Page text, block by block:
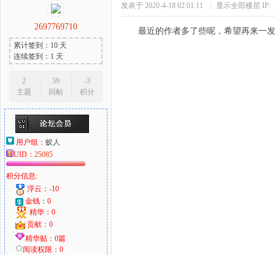
2697769710
累计签到：10 天
连续签到：1 天
2
主题
59
回帖
-3
积分
用户组： 蚁人
UID： 25085
积分信息:
浮云：-10
金钱：0
精华：0
贡献：0
精华贴：0篇
阅读权限：0
发表于 2020-4-18 02:01:11 显示全部楼层 IP:
最近的作者多了些呢，希望再来一发